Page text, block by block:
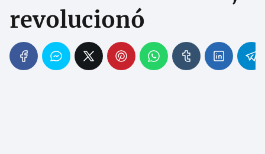
revolucionó